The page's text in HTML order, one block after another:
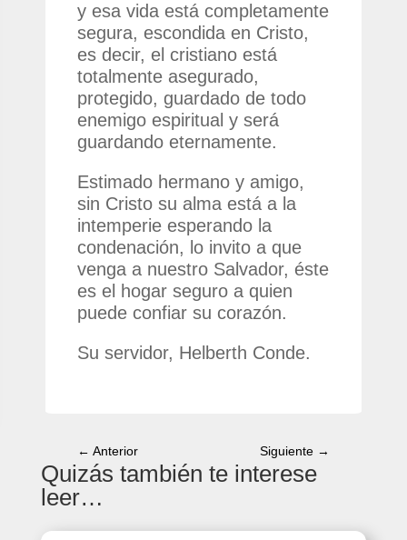
y esa vida está completamente
segura, escondida en Cristo,
es decir, el cristiano está
totalmente asegurado,
protegido, guardado de todo
enemigo espiritual y será
guardando eternamente.
Estimado hermano y amigo,
sin Cristo su alma está a la
intemperie esperando la
condenación, lo invito a que
venga a nuestro Salvador, éste
es el hogar seguro a quien
puede confiar su corazón.
Su servidor, Helberth Conde.
← Anterior Siguiente →
Quizás también te interese
leer…